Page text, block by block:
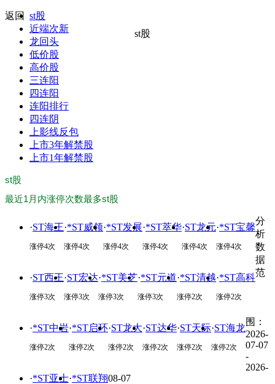
返回
st股
st股
近端次新
龙回头
低价股
高价股
三连阳
四连阳
连阳排行
四连阴
上影线反包
上市3年解禁股
上市1年解禁股
st股
最近1月内涨停次数最多st股
·ST海王
涨停4次
·*ST威领
涨停4次
·*ST发展
涨停4次
·*ST萃华
涨停4次
·ST龙元
涨停4次
·*ST宝馨
涨停4次
·ST西王
涨停3次
·ST宏达
涨停3次
·*ST美芝
涨停3次
·*ST元道
涨停3次
·*ST清越
涨停2次
·*ST高科
涨停2次
·*ST中岩
涨停2次
·*ST启环
涨停2次
·ST龙大
涨停2次
·ST达华
涨停2次
·ST天际
涨停2次
·ST海龙
涨停2次
·*ST亚士·*ST联翔
分
析
数
据
范
围：
2026-
07-07
-
2026-
08-07